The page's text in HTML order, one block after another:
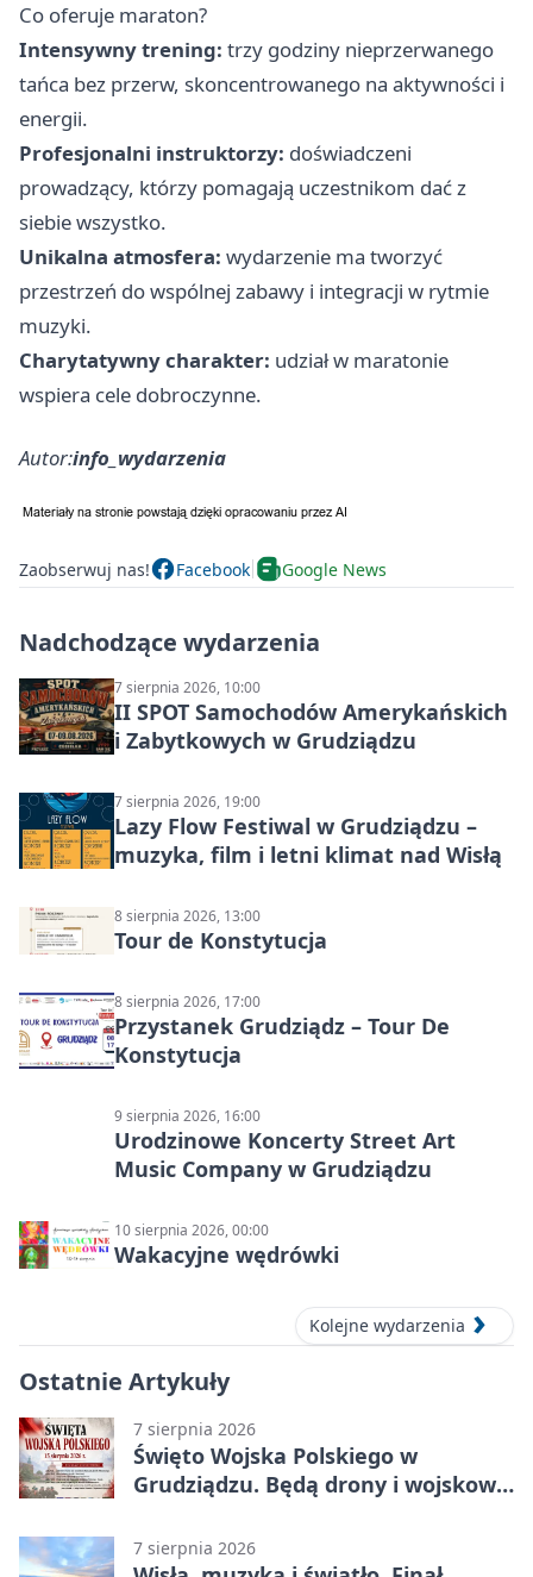
Co oferuje maraton?
Intensywny trening: trzy godziny nieprzerwanego
tańca bez przerw, skoncentrowanego na aktywności i
energii.
Profesjonalni instruktorzy: doświadczeni
prowadzący, którzy pomagają uczestnikom dać z
siebie wszystko.
Unikalna atmosfera: wydarzenie ma tworzyć
przestrzeń do wspólnej zabawy i integracji w rytmie
muzyki.
Charytatywny charakter: udział w maratonie
wspiera cele dobroczynne.
Autor:info_wydarzenia
Zaobserwuj nas! Facebook Google News
Nadchodzące wydarzenia
7 sierpnia 2026, 10:00
II SPOT Samochodów Amerykańskich
i Zabytkowych w Grudziądzu
7 sierpnia 2026, 19:00
Lazy Flow Festiwal w Grudziądzu –
muzyka, film i letni klimat nad Wisłą
8 sierpnia 2026, 13:00
Tour de Konstytucja
8 sierpnia 2026, 17:00
Przystanek Grudziądz – Tour De
Konstytucja
9 sierpnia 2026, 16:00
Urodzinowe Koncerty Street Art
Music Company w Grudziądzu
10 sierpnia 2026, 00:00
Wakacyjne wędrówki
Kolejne wydarzenia
Ostatnie Artykuły
7 sierpnia 2026
Święto Wojska Polskiego w
Grudziądzu. Będą drony i wojskowa
7 sierpnia 2026